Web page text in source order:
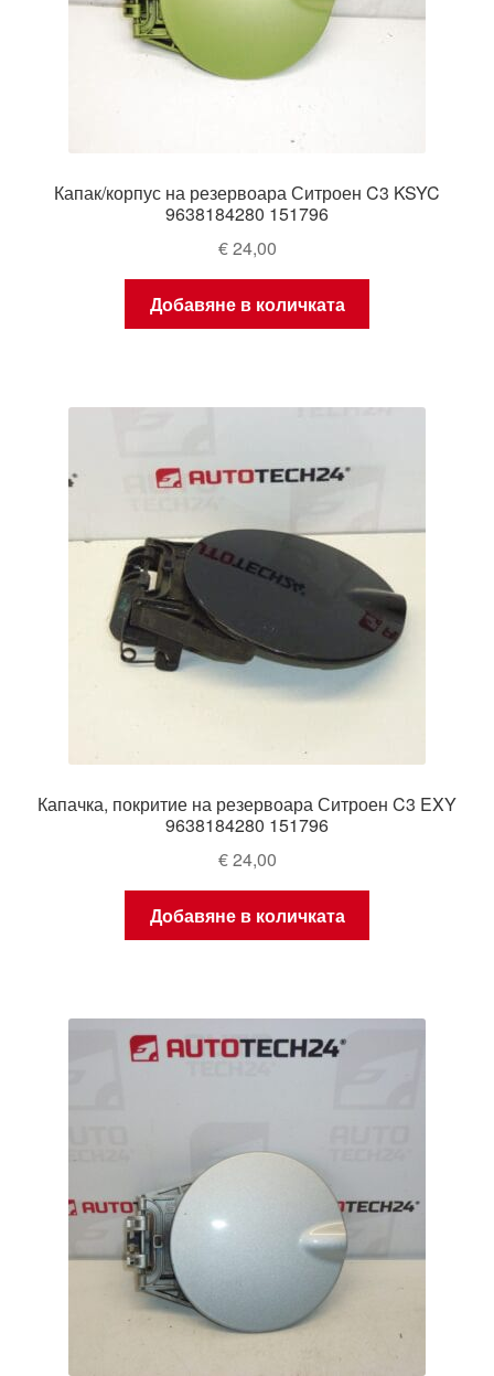
Капак/корпус на резервоара Ситроен C3 KSYC
9638184280 151796
€24,00
Добавяне в количката
Капачка, покритие на резервоара Ситроен C3 EXY
9638184280 151796
€24,00
Добавяне в количката